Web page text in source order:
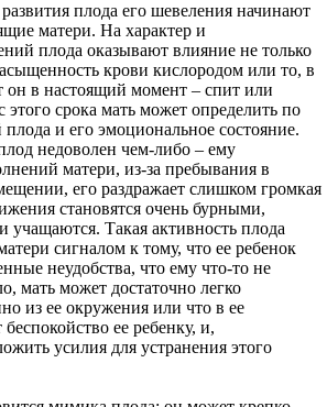
плода его шевеления начинают
матери. На характер и
плода оказывают влияние не только
крови кислородом или то, в
он в настоящий момент – спит или
этого срока мать может определить по
и его эмоциональное состояние.
недоволен чем-либо – ему
матери, из-за пребывания в
его раздражает слишком громкая
становятся очень бурными,
учащаются. Такая активность плода
сигналом к тому, что ее ребенок
неудобства, что ему что-то не
мать может достаточно легко
из ее окружения или что в ее
ее ребенку, и,
усилия для устранения этого